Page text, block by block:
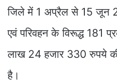
जिले में 1 अप्रैल से 15 जून
एवं परिवहन के विरूद्ध 181
लाख 24 हजार 330 रुपये
है।